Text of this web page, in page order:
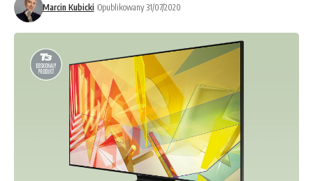
Marcin Kubicki Opublikowany 31/07/2020